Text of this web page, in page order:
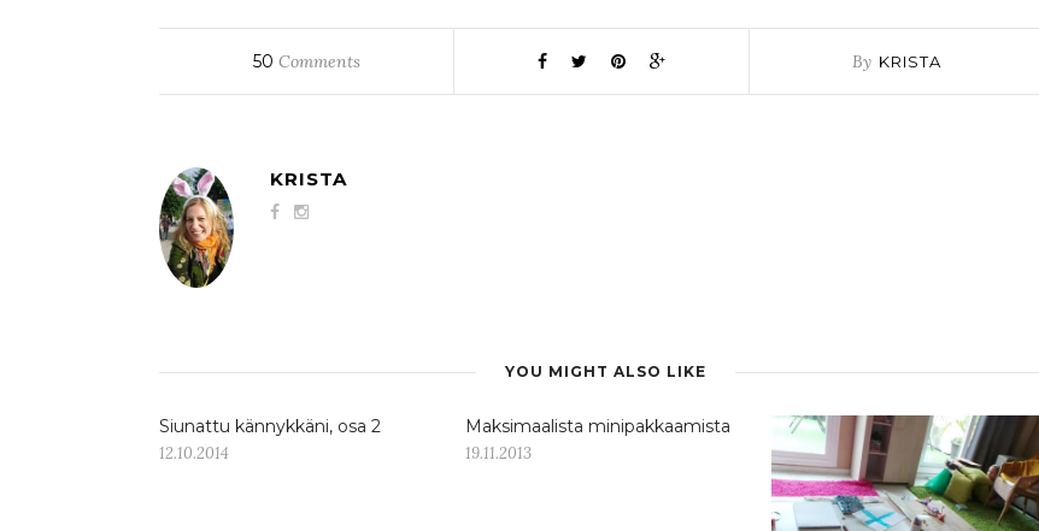
50 Comments By KRISTA
KRISTA
YOU MIGHT ALSO LIKE
Siunattu kännykkäni, osa 2
12.10.2014
Maksimaalista minipakkaamista
19.11.2013